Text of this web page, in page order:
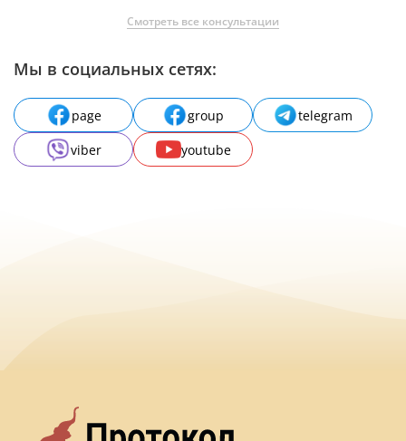
Смотреть все консультации
Мы в социальных сетях:
page group
telegram
viber
youtube